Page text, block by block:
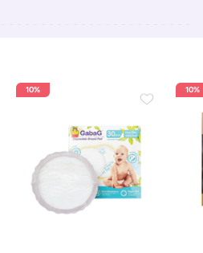
10% 10%